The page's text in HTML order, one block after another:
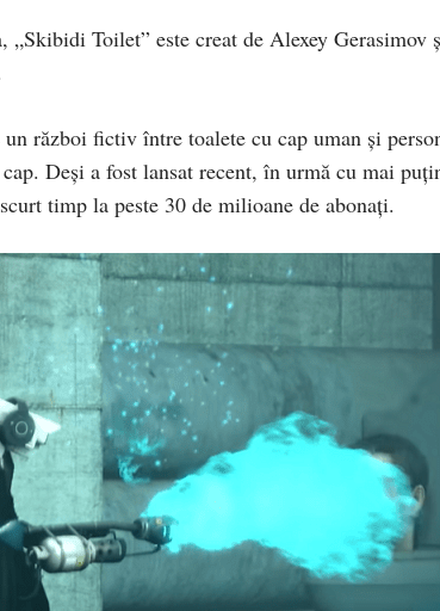
Toilet” este creat de Alexey Gerasimov
război fictiv între toalete cu cap uman și
Deși a fost lansat recent, în urmă cu mai
timp la peste 30 de milioane de abonați.